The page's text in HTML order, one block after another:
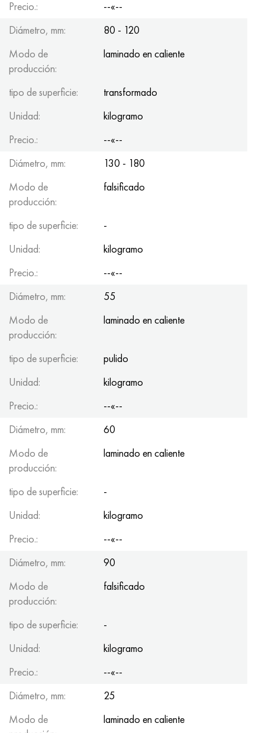
Precio.:
--«--
Diámetro, mm:
80 - 120
Modo de
producción:
laminado en caliente
tipo de superficie:
transformado
Unidad:
kilogramo
Precio.:
--«--
Diámetro, mm:
130 - 180
Modo de
producción:
falsificado
tipo de superficie:
-
Unidad:
kilogramo
Precio.:
--«--
Diámetro, mm:
55
Modo de
producción:
laminado en caliente
tipo de superficie:
pulido
Unidad:
kilogramo
Precio.:
--«--
Diámetro, mm:
60
Modo de
producción:
laminado en caliente
tipo de superficie:
-
Unidad:
kilogramo
Precio.:
--«--
Diámetro, mm:
90
Modo de
producción:
falsificado
tipo de superficie:
-
Unidad:
kilogramo
Precio.:
--«--
Diámetro, mm:
25
Modo de
laminado en caliente